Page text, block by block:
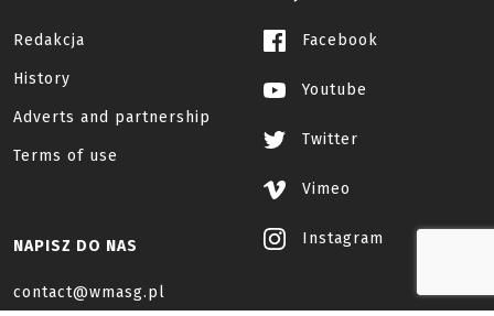
Redakcja
History
Adverts and partnership
Terms of use
Facebook
Youtube
Twitter
Vimeo
Instagram
NAPISZ DO NAS
contact@wmasg.pl